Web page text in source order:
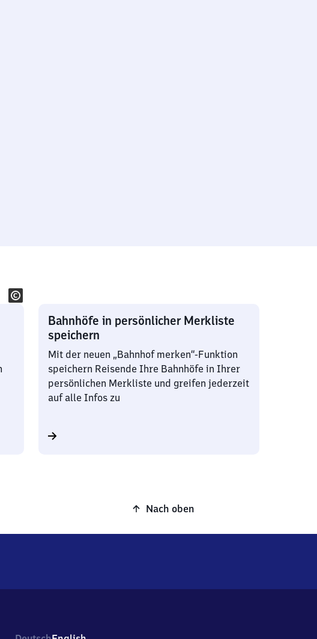
Bahnhöfe in persönlicher Merkliste
speichern
Mit der neuen „Bahnhof merken“-Funktion
speichern Reisende Ihre Bahnhöfe in Ihrer
persönlichen Merkliste und greifen jederzeit
auf alle Infos zu
Nach oben